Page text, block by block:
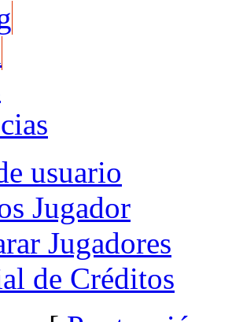
usuario
Jugador
Jugadores
de Créditos